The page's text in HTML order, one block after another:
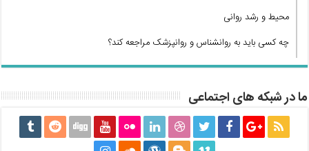
محیط و رشد روانی
چه کسی باید به روانشناس و روانپزشک مراجعه کند؟
ما در شبکه های اجتماعی